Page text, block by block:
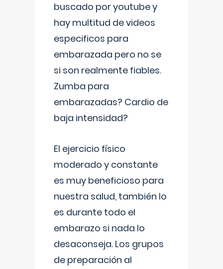
buscado por youtube y
hay multitud de videos
especificos para
embarazada pero no se
si son realmente fiables.
Zumba para
embarazadas? Cardio de
baja intensidad?
El ejercicio físico
moderado y constante
es muy beneficioso para
nuestra salud, también lo
es durante todo el
embarazo si nada lo
desaconseja. Los grupos
de preparación al